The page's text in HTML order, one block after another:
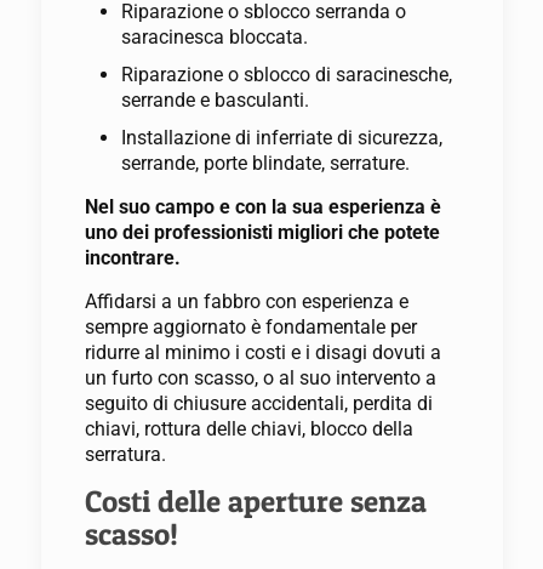
Riparazione o sblocco serranda o
saracinesca bloccata.
Riparazione o sblocco di saracinesche,
serrande e basculanti.
Installazione di inferriate di sicurezza,
serrande, porte blindate, serrature.
Nel suo campo e con la sua esperienza è
uno dei professionisti migliori che potete
incontrare.
Affidarsi a un fabbro con esperienza e
sempre aggiornato è fondamentale per
ridurre al minimo i costi e i disagi dovuti a
un furto con scasso, o al suo intervento a
seguito di chiusure accidentali, perdita di
chiavi, rottura delle chiavi, blocco della
serratura.
Costi delle aperture senza
scasso!